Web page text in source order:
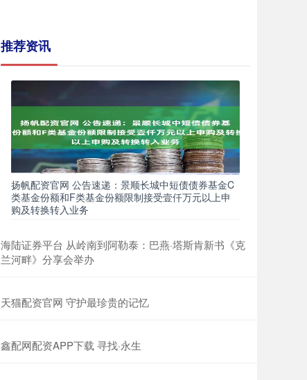
推荐资讯
扬帆配资官网 公告速递：景顺长城中短债债券基金C
类基金份额和F类基金份额限制接受壹仟万元以上申
购及转换转入业务
海陆证券平台 从岭南到阿勒泰：巴燕·塔斯肯新书《克
兰河畔》分享会举办
天猫配资官网 守护最珍贵的记忆
鑫配网配资APP下载 寻找·永生